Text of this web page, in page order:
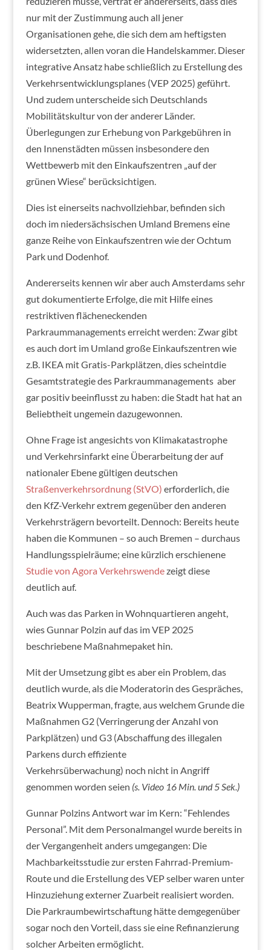
nur mit der Zustimmung auch all jener
Organisationen gehe, die sich dem am heftigsten
widersetzten, allen voran die Handelskammer. Dieser
integrative Ansatz habe schließlich zu Erstellung des
Verkehrsentwicklungsplanes (VEP 2025) geführt.
Und zudem unterscheide sich Deutschlands
Mobilitätskultur von der anderer Länder.
Überlegungen zur Erhebung von Parkgebühren in
den Innenstädten müssen insbesondere den
Wettbewerb mit den Einkaufszentren „auf der
grünen Wiese“ berücksichtigen.
Dies ist einerseits nachvollziehbar, befinden sich
doch im niedersächsischen Umland Bremens eine
ganze Reihe von Einkaufszentren wie der Ochtum
Park und Dodenhof.
Andererseits kennen wir aber auch Amsterdams sehr
gut dokumentierte Erfolge, die mit Hilfe eines
restriktiven flächeneckenden
Parkraummanagements erreicht werden: Zwar gibt
es auch dort im Umland große Einkaufszentren wie
z.B. IKEA mit Gratis-Parkplätzen, dies scheintdie
Gesamtstrategie des Parkraummanagements aber
gar positiv beeinflusst zu haben: die Stadt hat hat an
Beliebtheit ungemein dazugewonnen.
Ohne Frage ist angesichts von Klimakatastrophe
und Verkehrsinfarkt eine Überarbeitung der auf
nationaler Ebene gültigen deutschen
Straßenverkehrsordnung (StVO) erforderlich, die
den KfZ-Verkehr extrem gegenüber den anderen
Verkehrsträgern bevorteilt. Dennoch: Bereits heute
haben die Kommunen – so auch Bremen – durchaus
Handlungsspielräume; eine kürzlich erschienene
Studie von Agora Verkehrswendezeigt diese
deutlich auf.
Auch was das Parken in Wohnquartieren angeht,
wies Gunnar Polzin auf das im VEP 2025
beschriebene Maßnahmepaket hin.
Mit der Umsetzung gibt es aber ein Problem, das
deutlich wurde, als die Moderatorin des Gespräches,
Beatrix Wupperman, fragte, aus welchem Grunde die
Maßnahmen G2 (Verringerung der Anzahl von
Parkplätzen) und G3 (Abschaffung des illegalen
Parkens durch effiziente
Verkehrsüberwachung) noch nicht in Angriff
genommen worden seien (s. Video 16 Min. und 5 Sek.)
Gunnar Polzins Antwort war im Kern: “Fehlendes
Personal”. Mit dem Personalmangel wurde bereits in
der Vergangenheit anders umgegangen: Die
Machbarkeitsstudie zur ersten Fahrrad-Premium-
Route und die Erstellung des VEP selber waren unter
Hinzuziehung externer Zuarbeit realisiert worden.
Die Parkraumbewirtschaftung hätte demgegenüber
sogar noch den Vorteil, dass sie eine Refinanzierung
solcher Arbeiten ermöglicht.